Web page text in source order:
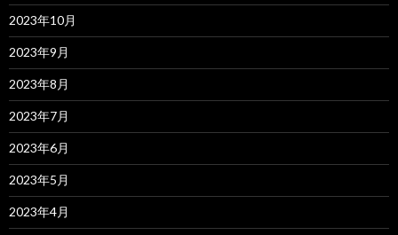
2023年10月
2023年9月
2023年8月
2023年7月
2023年6月
2023年5月
2023年4月